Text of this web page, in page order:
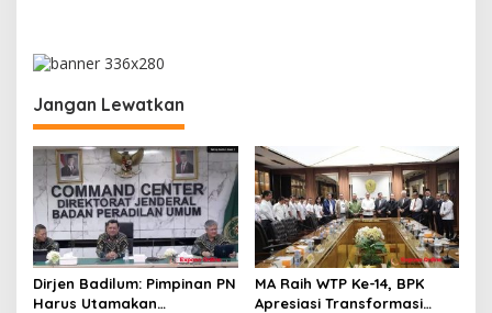
a
s
i
p
o
s
Jangan Lewatkan
Dirjen Badilum: Pimpinan PN
Harus Utamakan
MA Raih WTP Ke-14, BPK
Apresiasi Transformasi